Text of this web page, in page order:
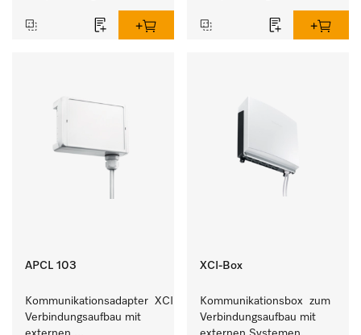
Trockner.
Trockner.
APCL 103
Kommunikationsadapter  XCI zum
Verbindungsaufbau mit
XCI-Box
Kommunikationsbox  zum
Verbindungsaufbau mit